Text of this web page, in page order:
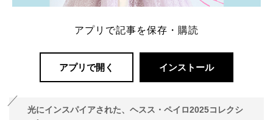
アプリで記事を保存・購読
アプリで開く インストール
光にインスパイアされた、ヘスス・ペイロ2025コレクシ